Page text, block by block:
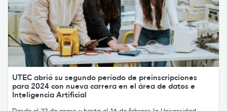
UTEC abrió su segundo período de preinscripciones
para 2024 con nueva carrera en el área de datos e
Inteligencia Artificial